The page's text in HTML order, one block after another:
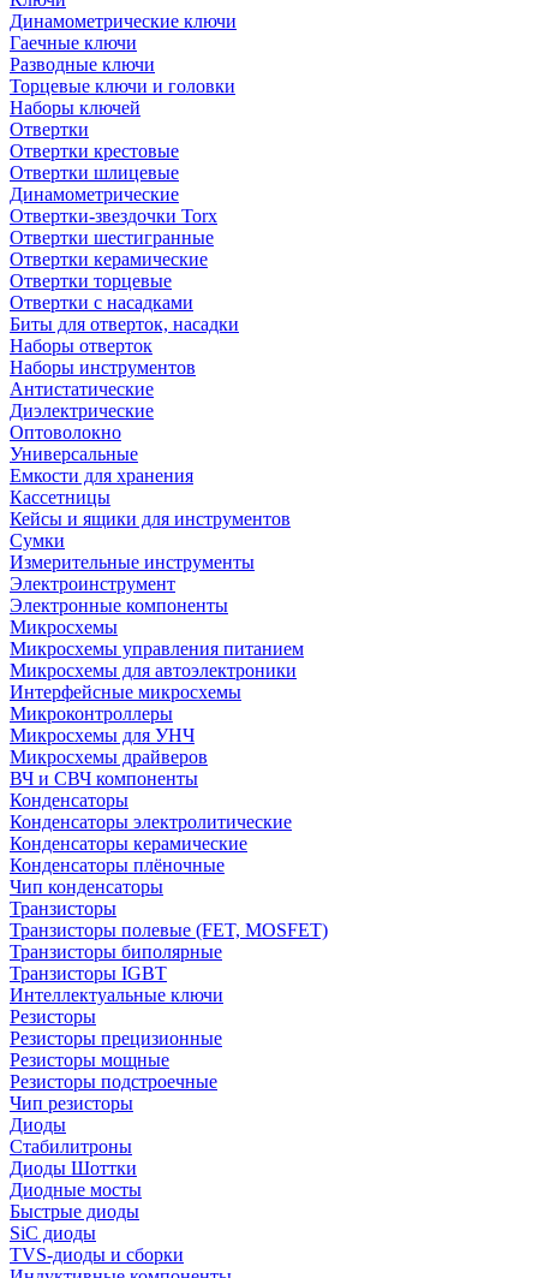
Динамометрические ключи
Гаечные ключи
Разводные ключи
Торцевые ключи и головки
Наборы ключей
Отвертки
Отвертки крестовые
Отвертки шлицевые
Динамометрические
Отвертки-звездочки Torx
Отвертки шестигранные
Отвертки керамические
Отвертки торцевые
Отвертки с насадками
Биты для отверток, насадки
Наборы отверток
Наборы инструментов
Антистатические
Диэлектрические
Оптоволокно
Универсальные
Емкости для хранения
Кассетницы
Кейсы и ящики для инструментов
Сумки
Измерительные инструменты
Электроинструмент
Электронные компоненты
Микросхемы
Микросхемы управления питанием
Микросхемы для автоэлектроники
Интерфейсные микросхемы
Микроконтроллеры
Микросхемы для УНЧ
Микросхемы драйверов
ВЧ и СВЧ компоненты
Конденсаторы
Конденсаторы электролитические
Конденсаторы керамические
Конденсаторы плёночные
Чип конденсаторы
Транзисторы
Транзисторы полевые (FET, MOSFET)
Транзисторы биполярные
Транзисторы IGBT
Интеллектуальные ключи
Резисторы
Резисторы прецизионные
Резисторы мощные
Резисторы подстроечные
Чип резисторы
Диоды
Стабилитроны
Диоды Шоттки
Диодные мосты
Быстрые диоды
SiC диоды
TVS-диоды и сборки